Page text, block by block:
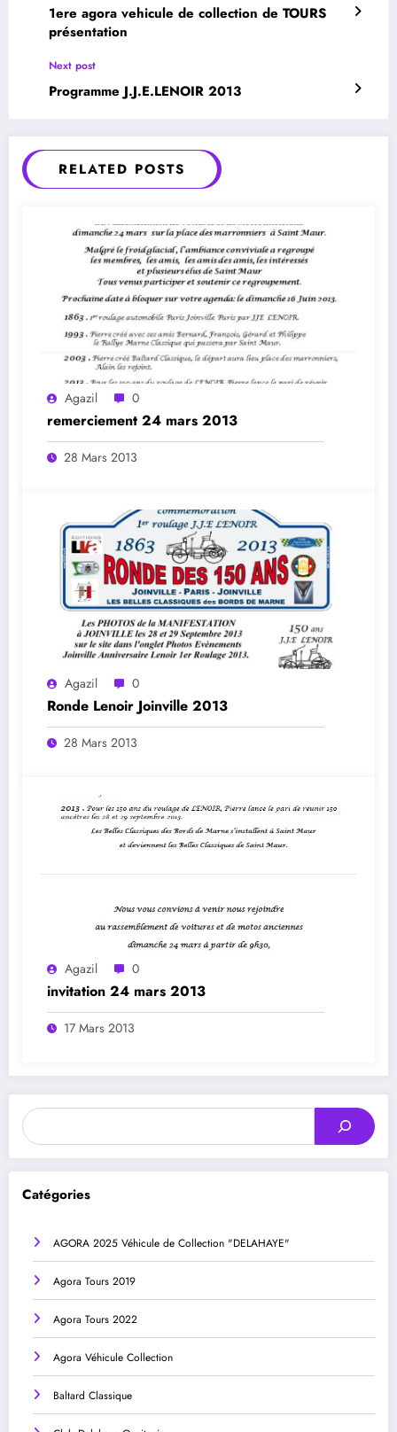
1ere agora vehicule de collection de TOURS
présentation
Next post
Programme J.J.E.LENOIR 2013
RELATED POSTS
Agazil 0
remerciement 24 mars 2013
28 Mars 2013
Agazil 0
Ronde Lenoir Joinville 2013
28 Mars 2013
Agazil 0
invitation 24 mars 2013
17 Mars 2013
Rechercher
Catégories
AGORA 2025 Véhicule de Collection "DELAHAYE"
Agora Tours 2019
Agora Tours 2022
Agora Véhicule Collection
Baltard Classique